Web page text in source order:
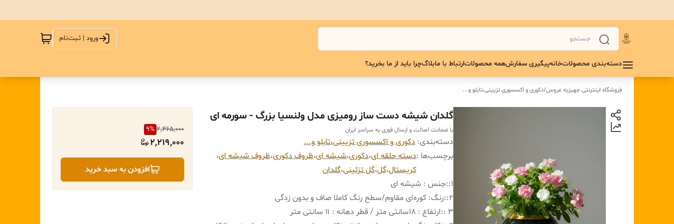
ورود | ثبت‌نام
دسته‌بندی محصولاتخانهپیگیری سفارشهمه محصولاتارتباط با مابلاگچرا باید از ما بخرید؟
فروشگاه اینترنتی جهیزیه عروس/دکوری و اکسسوری تزیینی،تابلو و...
گلدان شیشه دست ساز رومیزی مدل ولنسیا بزرگ - سورمه ای
با ضمانت اصالت و ارسال فوری به سراسر ایران
دسته‌بندی: دکوری و اکسسوری تزیینی،تابلو و...
برچسب‌ها :دسته حلقه ای،دکوری،شیشه ای،ظروف دکوری،ظروف شیشه ای،
کریستال،گل،گل تزئینی،گلدان
1:
:جنس : شیشه ای
2:
:رنگ: کوره‌ای مقاوم/سطح رنگ کاملا صاف و بدون زدگی
۳ : :ارتفاع : ۱۸سانتی متر / قطر دهانه : ۱۱ سانتی متر
2,465,000
9%
2,219,000
افزودن به سبد خرید